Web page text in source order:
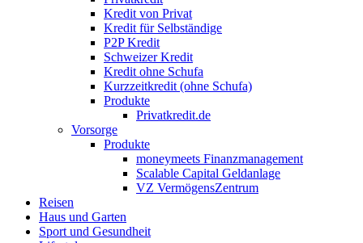
Kredit von Privat
Kredit für Selbständige
P2P Kredit
Schweizer Kredit
Kredit ohne Schufa
Kurzzeitkredit (ohne Schufa)
Produkte
Privatkredit.de
Vorsorge
Produkte
moneymeets Finanzmanagement
Scalable Capital Geldanlage
VZ VermögensZentrum
Reisen
Haus und Garten
Sport und Gesundheit